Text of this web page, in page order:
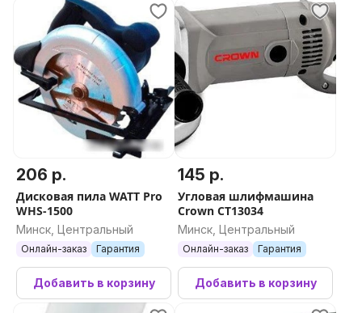
206 р.
Дисковая пила WATT Pro
WHS-1500
Минск, Центральный
Онлайн-заказ Гарантия
Добавить в корзину
145 р.
Угловая шлифмашина
Crown CT13034
Минск, Центральный
Онлайн-заказ Гарантия
Добавить в корзину